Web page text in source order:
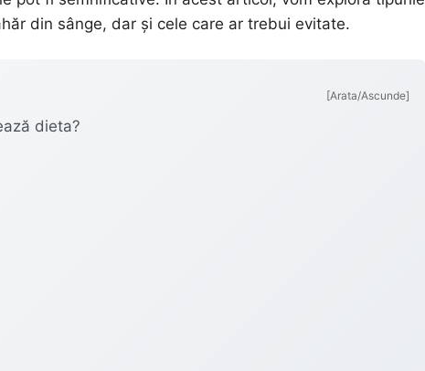
din sânge, dar și cele care ar trebui evitate.
[Arata/Ascunde]
dieta?